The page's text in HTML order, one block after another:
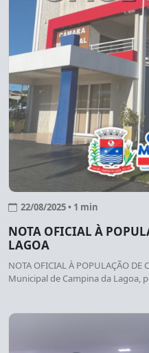
22/08/2025 • 1 min
NOTA OFICIAL À
LAGOA
NOTA OFICIAL À POPULAÇÃO DE
Municipal de Campina da Lagoa,